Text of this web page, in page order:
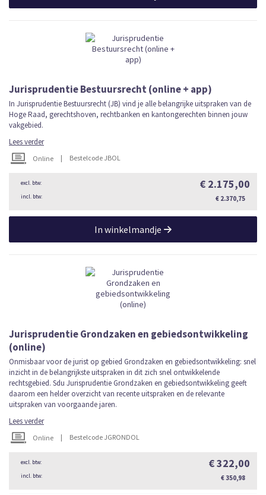
Jurisprudentie Bestuursrecht (online + app)
In Jurisprudentie Bestuursrecht (JB) vind je alle belangrijke uitspraken van de
Hoge Raad, gerechtshoven, rechtbanken en kantongerechten binnen jouw
vakgebied.
Lees verder
Online | Bestelcode JBOL
€ 2.175,00
€ 2.370,75
In winkelmandje
Jurisprudentie Grondzaken en gebiedsontwikkeling
(online)
Onmisbaar voor de jurist op gebied Grondzaken en gebiedsontwikkeling: snel
inzicht in de belangrijkste uitspraken in dit zich snel ontwikkelende
rechtsgebied. Sdu Jurisprudentie Grondzaken en gebiedsontwikkeling geeft
daarom een helder overzicht van recente uitspraken en de relevante
uitspraken van voorgaande jaren.
Lees verder
Online | Bestelcode JGRONDOL
€ 322,00
€ 350,98